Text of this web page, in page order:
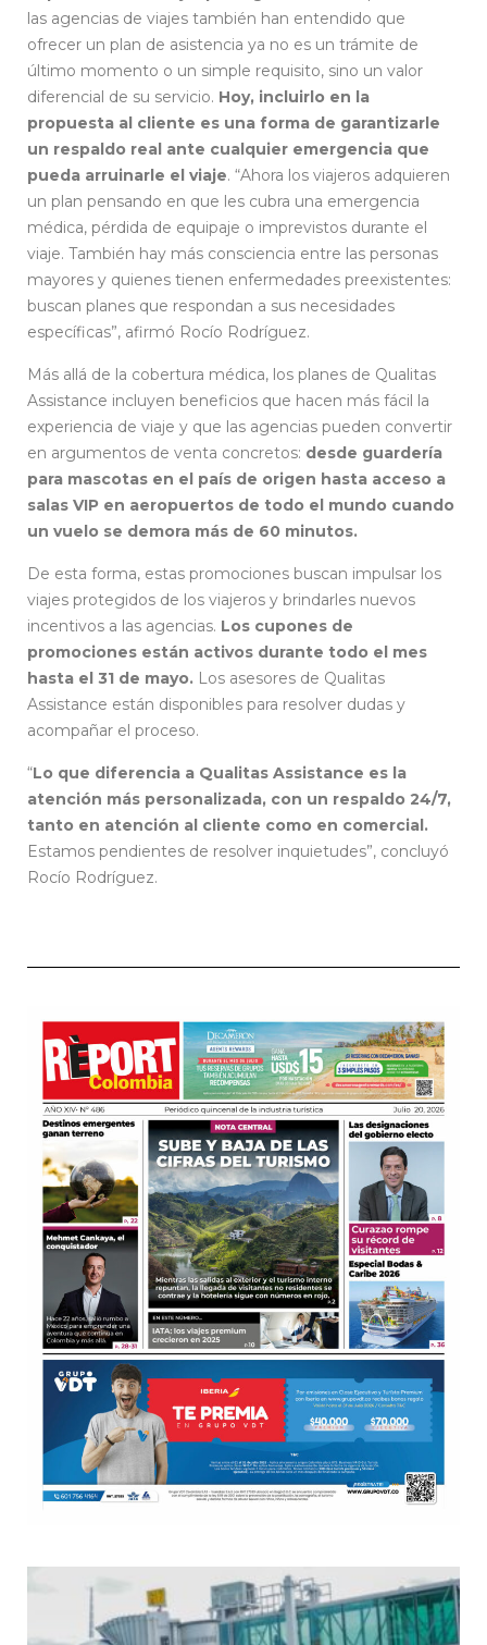
las agencias de viajes también han entendido que
ofrecer un plan de asistencia ya no es un trámite de
último momento o un simple requisito, sino un valor
diferencial de su servicio. Hoy, incluirlo en la
propuesta al cliente es una forma de garantizarle
un respaldo real ante cualquier emergencia que
pueda arruinarle el viaje. “Ahora los viajeros adquieren
un plan pensando en que les cubra una emergencia
médica, pérdida de equipaje o imprevistos durante el
viaje. También hay más consciencia entre las personas
mayores y quienes tienen enfermedades preexistentes:
buscan planes que respondan a sus necesidades
específicas”, afirmó Rocío Rodríguez.
Más allá de la cobertura médica, los planes de Qualitas
Assistance incluyen beneficios que hacen más fácil la
experiencia de viaje y que las agencias pueden convertir
en argumentos de venta concretos: desde guardería
para mascotas en el país de origen hasta acceso a
salas VIP en aeropuertos de todo el mundo cuando
un vuelo se demora más de 60 minutos.
De esta forma, estas promociones buscan impulsar los
viajes protegidos de los viajeros y brindarles nuevos
incentivos a las agencias. Los cupones de
promociones están activos durante todo el mes
hasta el 31 de mayo. Los asesores de Qualitas
Assistance están disponibles para resolver dudas y
acompañar el proceso.
“Lo que diferencia a Qualitas Assistance es la
atención más personalizada, con un respaldo 24/7,
tanto en atención al cliente como en comercial.
Estamos pendientes de resolver inquietudes”, concluyó
Rocío Rodríguez.